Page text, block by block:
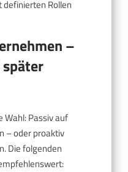
Rollen
–
Passiv auf
– oder proaktiv
Die folgenden